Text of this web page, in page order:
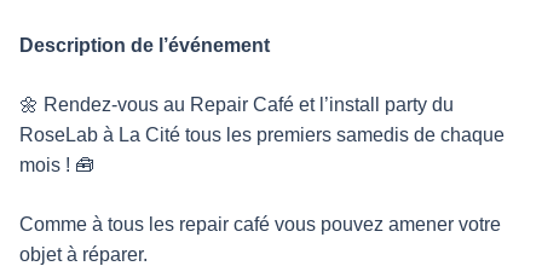
Description de l’événement
🌼 Rendez-vous au Repair Café et l’install party du
RoseLab à La Cité tous les premiers samedis de chaque
mois ! 🧰
Comme à tous les repair café vous pouvez amener votre
objet à réparer.